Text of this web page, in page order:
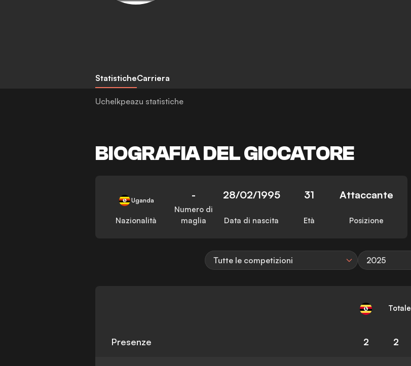
StatisticheCarriera
UcheIkpeazu statistiche
BIOGRAFIA DEL GIOCATORE
Uganda
Nazionalità
-
Numero di
maglia
28/02/1995
Data di nascita
31
Età
Attaccante
Posizione
Tutte le competizioni 2025
Totale
Presenze 2 2